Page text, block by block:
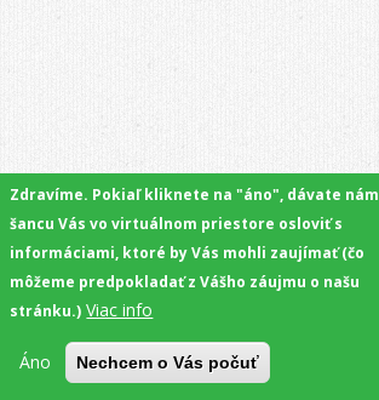
Zdravíme. Pokiaľ kliknete na "áno", dávate nám
šancu Vás vo virtuálnom priestore osloviť s
informáciami, ktoré by Vás mohli zaujímať (čo
môžeme predpokladať z Vášho záujmu o našu
stránku.) Viac info
Áno Nechcem o Vás počuť